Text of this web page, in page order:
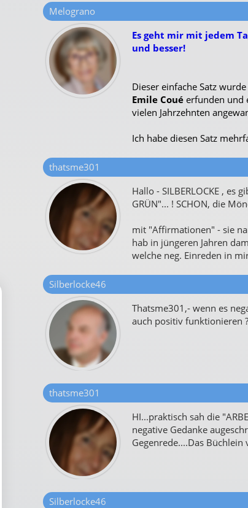
Melograno
Es geht mir mit jedem
und besser!
Dieser einfache Satz
Emile Couéerfunden und
vielen Jahrzehnten
Ich habe diesen Satz
thatsme301
Hallo - SILBERLOCKE , es
GRÜN"... ! SCHON, die
mit "Affirmationen" - sie
hab in jüngeren Jahren
welche neg. Einreden in
Silberlocke46
Thatsme301,- wenn es
auch positiv funktionieren
thatsme301
HI...praktisch sah die
negative Gedanke
Gegenrede....Das
Silberlocke46